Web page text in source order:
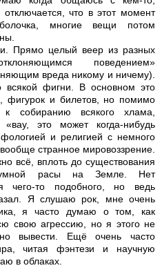
что в этот момент
многие вещи потом
Прямо целый веер из разных
поведением»
вреда никому и ничему).
фигни. В основном это
фигурок и билетов, но помимо
собиранию всякого хлама,
это может когда-нибудь
и религией с немного
странное мировоззрение.
всё, вплоть до существования
расы на Земле. Нет
чего-то подобного, но ведь
Я слушаю рок, мне очень
я часто думаю о том, как
свою агрессию, но я этого не
вывести. Ещё очень часто
читая фэнтези и научную
в облаках.